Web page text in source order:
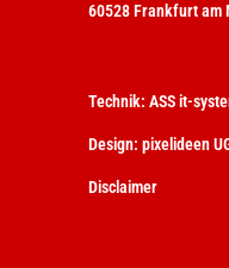
60528 Frankfurt am
Technik: ASS it-
Design: pixelideen
Disclaimer